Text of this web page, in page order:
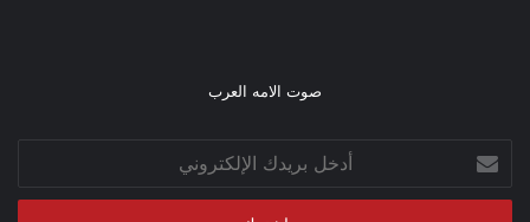
صوت الامه العرب
بريدك
الإلكتروني